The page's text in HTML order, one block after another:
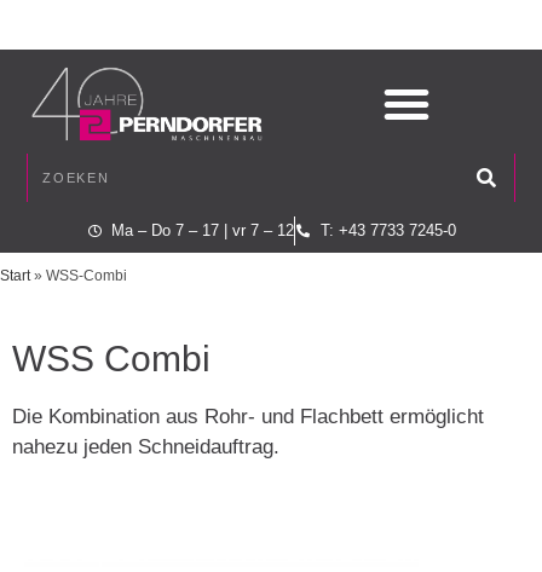
Ma – Do 7 – 17 | vr 7 – 12 T: +43 7733 7245-0
Start » WSS-Combi
WSS Combi
Die Kombination aus Rohr- und Flachbett ermöglicht
nahezu jeden Schneidauftrag.